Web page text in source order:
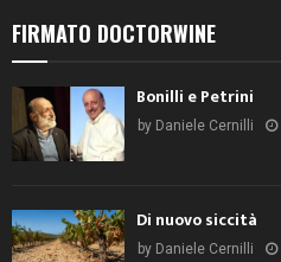
FIRMATO DOCTORWINE
Bonilli e Petrini
by Daniele Cernilli
Di nuovo siccità
by Daniele Cernilli